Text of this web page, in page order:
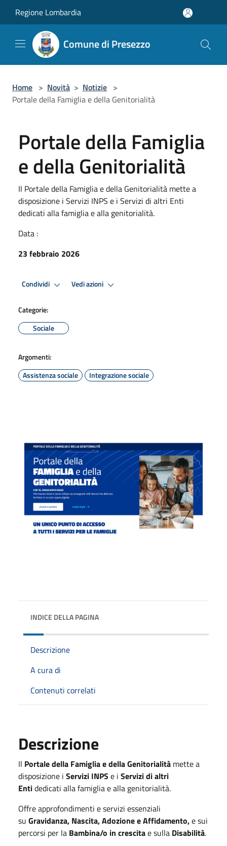
Regione Lombardia
Comune di Presezzo
Home > Novità > Notizie >
Portale della Famiglia e della Genitorialità
Portale della Famiglia
e della Genitorialità
Il Portale della Famiglia e della Genitorialità mette a
disposizione i Servizi INPS e i Servizi di altri Enti
dedicati alla famiglia e alla genitorialità.
Data :
23 febbraio 2026
Condividi Vedi azioni
Categorie:
Sociale
Argomenti:
Assistenza sociale
Integrazione sociale
INDICE DELLA PAGINA
Descrizione
A cura di
Contenuti correlati
Descrizione
Il Portale della Famiglia e della Genitorialità mette a
disposizione i Servizi INPS e i Servizi di altri
Entidedicati alla famiglia e alla genitorialità.
Offre approfondimenti e servizi essenziali
su Gravidanza, Nascita, Adozione e Affidamento,e sui
percorsi per la Bambina/o in crescitae sulla Disabilità.